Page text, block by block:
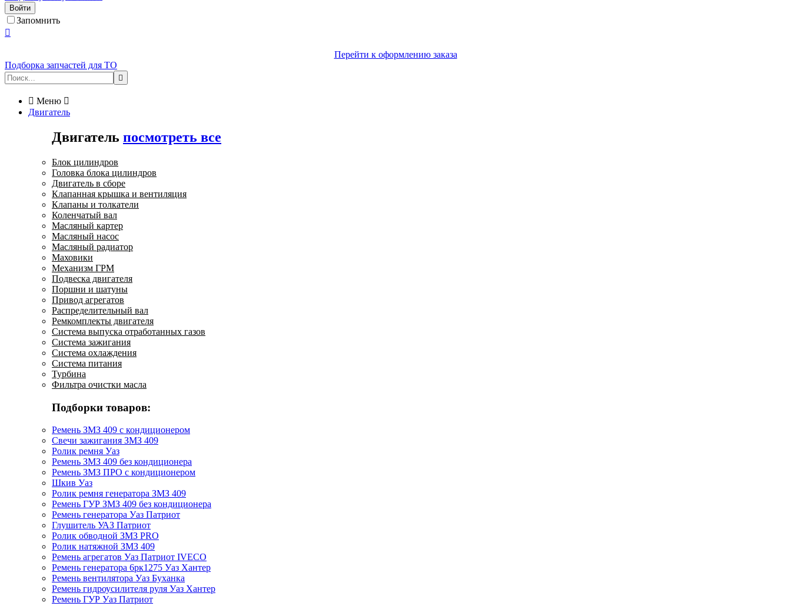
Войти
Запомнить

Перейти к оформлению заказа
Подборка запчастей для ТО

 Меню 
Двигатель
Двигатель посмотреть все
Блок цилиндров
Головка блока цилиндров
Двигатель в сборе
Клапанная крышка и вентиляция
Клапаны и толкатели
Коленчатый вал
Масляный картер
Масляный насос
Масляный радиатор
Маховики
Механизм ГРМ
Подвеска двигателя
Поршни и шатуны
Привод агрегатов
Распределительный вал
Ремкомплекты двигателя
Система выпуска отработанных газов
Система зажигания
Система охлаждения
Система питания
Турбина
Фильтра очистки масла
Подборки товаров:
Ремень ЗМЗ 409 с кондиционером
Свечи зажигания ЗМЗ 409
Ролик ремня Уаз
Ремень ЗМЗ 409 без кондиционера
Ремень ЗМЗ ПРО с кондиционером
Шкив Уаз
Ролик ремня генератора ЗМЗ 409
Ремень ГУР ЗМЗ 409 без кондиционера
Ремень генератора Уаз Патриот
Глушитель УАЗ Патриот
Ролик обводной ЗМЗ PRO
Ролик натяжной ЗМЗ 409
Ремень агрегатов Уаз Патриот IVECO
Ремень генератора 6рк1275 Уаз Хантер
Ремень вентилятора Уаз Буханка
Ремень гидроусилителя руля Уаз Хантер
Ремень ГУР Уаз Патриот